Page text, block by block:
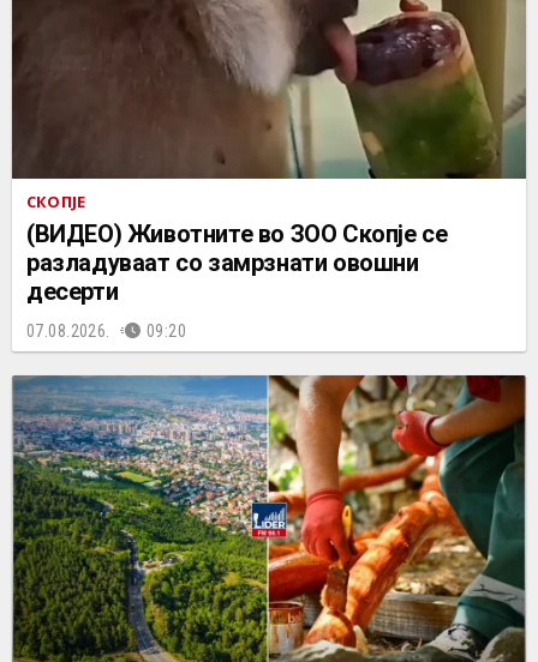
СКОПЈЕ
(ВИДЕО) Животните во ЗОО Скопје се
разладуваат со замрзнати овошни
десерти
07.08.2026. 09:20